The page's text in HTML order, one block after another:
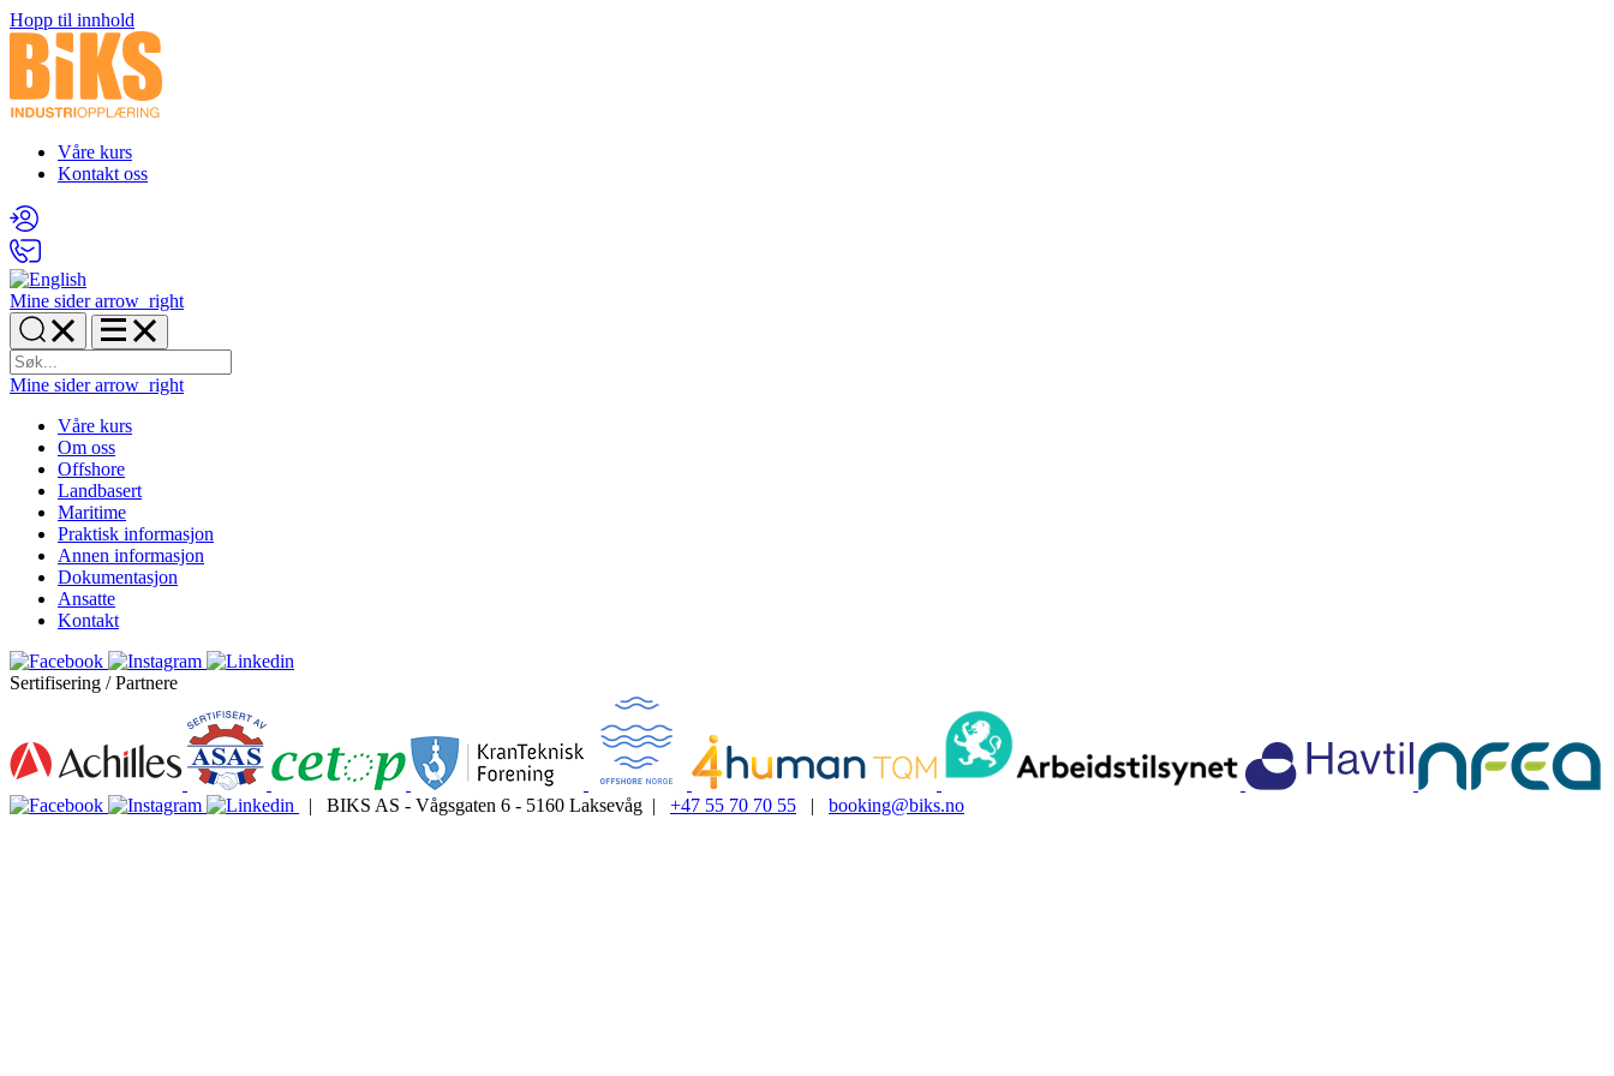
Hopp til innhold
Våre kurs
Kontakt oss
Mine sider arrow_right
Mine sider arrow_right
Våre kurs
Om oss
Offshore
Landbasert
Maritime
Praktisk informasjon
Annen informasjon
Dokumentasjon
Ansatte
Kontakt
Sertifisering / Partnere
| BIKS AS - Vågsgaten 6 - 5160 Laksevåg | +47 55 70 70 55 | booking@biks.no